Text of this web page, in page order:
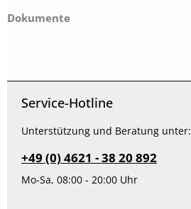
Dokumente
Service-Hotline
Unterstützung und Beratung unter:
+49 (0) 4621 - 38 20 892
Mo-Sa, 08:00 - 20:00 Uhr